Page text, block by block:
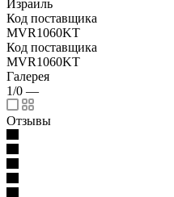
Израиль
Код поставщика
MVR1060KT
Код поставщика
MVR1060KT
Галерея
1/0 —
Отзывы